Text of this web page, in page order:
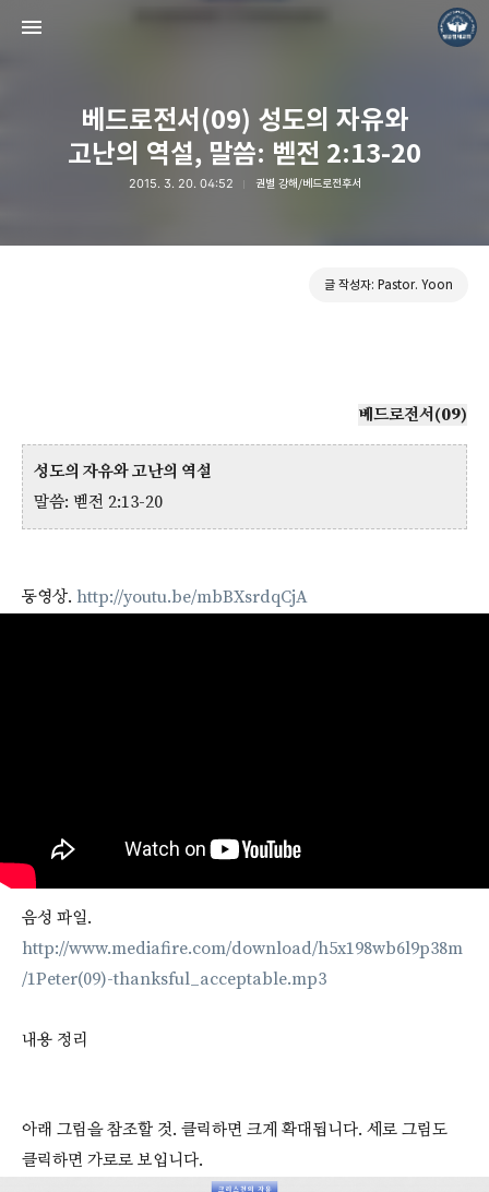
베드로전서(09) 성도의 자유와
고난의 역설, 말씀: 벧전 2:13-20
2015. 3. 20. 04:52 권별 강해/베드로전후서
글 작성자: Pastor. Yoon
베드로전서(09)
성도의 자유와 고난의 역설
말씀: 벧전 2:13-20
동영상. http://youtu.be/mbBXsrdqCjA
음성 파일.
http://www.mediafire.com/download/h5x198wb6l9p38m
/1Peter(09)-thanksful_acceptable.mp3
내용 정리
아래 그림을 참조할 것. 클릭하면 크게 확대됩니다. 세로 그림도
클릭하면 가로로 보입니다.
❏말씀침례교회 ❏AV1611.net ❏Peter Yoon